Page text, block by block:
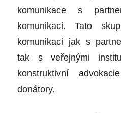
komunikace s
komunikaci. Tato
komunikaci jak s
tak s veřejnými
konstruktivní
donátory.